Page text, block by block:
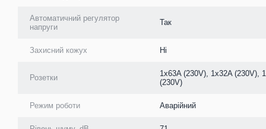
Автоматичний регулятор
напруги
Так
Захисний кожух Ні
Розетки
1х63A (230V), 1х32A (230V),
(230V)
Режим роботи Аварійний